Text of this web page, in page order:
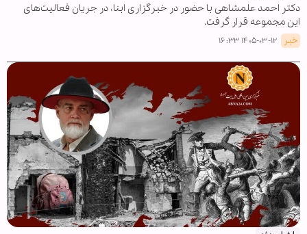
دکتر احمد علمشاهی با حضور در خبرگزاری ابنا، در جریان فعالیت‌های
این مجموعه قرار گرفت.
خبر ۱۴۰۵-۰۳-۱۲ ۱۶:۳۳